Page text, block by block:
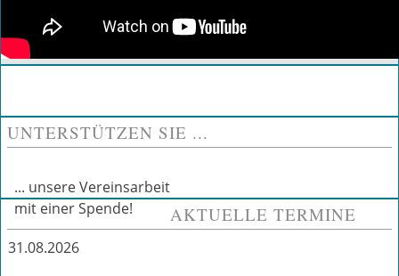
UNTERSTÜTZEN SIE ...
... unsere Vereinsarbeit
mit einer Spende!
AKTUELLE TERMINE
31.08.2026